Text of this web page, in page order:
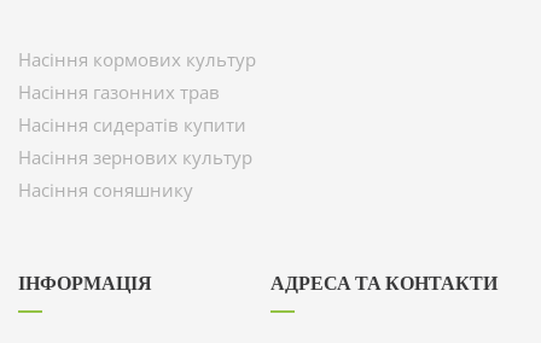
Насіння кормових культур
Насіння газонних трав
Насіння сидератів купити
Насіння зернових культур
Насіння соняшнику
ІНФОРМАЦІЯ АДРЕСА ТА КОНТАКТИ